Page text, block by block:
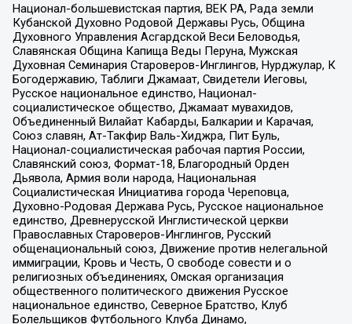
Национал-большевистская партия, ВЕК РА, Рада земли
Кубанской Духовно Родовой Державы Русь, Община
Духовного Управления Асгардской Веси Беловодья,
Славянская Община Капища Веды Перуна, Мужская
Духовная Семинария Староверов-Инглингов, Нурджулар, К
Богодержавию, Таблиги Джамаат, Свидетели Иеговы,
Русское национальное единство, Национал-
социалистическое общество, Джамаат мувахидов,
Объединенный Вилайат Кабарды, Балкарии и Карачая,
Союз славян, Ат-Такфир Валь-Хиджра, Пит Буль,
Национал-социалистическая рабочая партия России,
Славянский союз, Формат-18, Благородный Орден
Дьявола, Армия воли народа, Национальная
Социалистическая Инициатива города Череповца,
Духовно-Родовая Держава Русь, Русское национальное
единство, Древнерусской Инглистической церкви
Православных Староверов-Инглингов, Русский
общенациональный союз, Движение против нелегальной
иммиграции, Кровь и Честь, О свободе совести и о
религиозных объединениях, Омская организация
общественного политического движения Русское
национальное единство, Северное Братство, Клуб
Болельщиков Футбольного Клуба Динамо,